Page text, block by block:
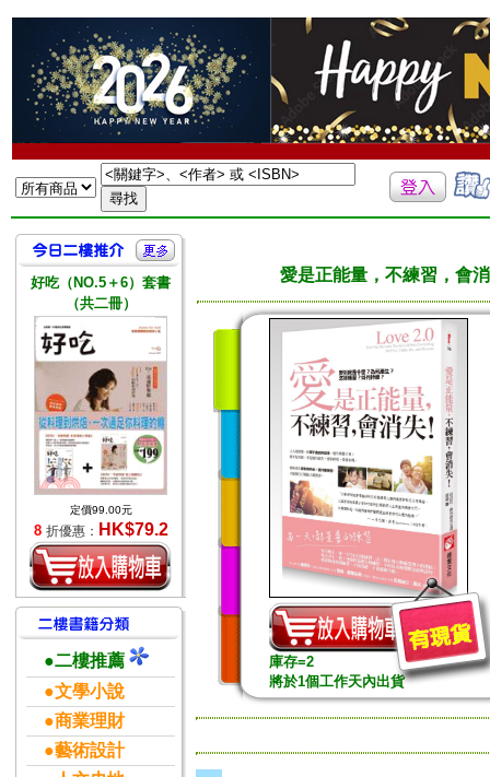
好吃（NO.5＋6）套書
（共二冊）
定價99.00元
8 折優惠： HK$79.2
●二樓推薦
●文學小說
●商業理財
●藝術設計
愛是正能量，不練習，會
庫存=2
將於1個工作天內出貨